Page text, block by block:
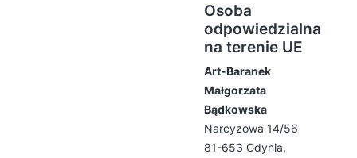
Osoba
odpowiedzialna
na terenie UE
Art-Baranek
Małgorzata
Bądkowska
Narcyzowa 14/56
81-653 Gdynia,